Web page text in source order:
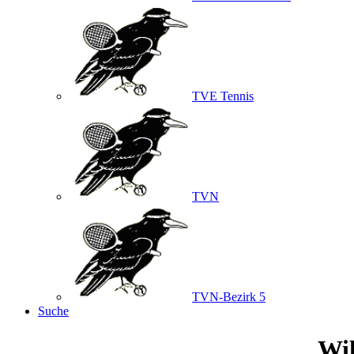
TVE Tennis
TVN
TVN-Bezirk 5
Suche